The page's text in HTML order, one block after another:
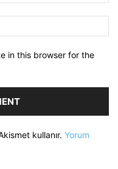
in this browser for the
kullanır. Yorum